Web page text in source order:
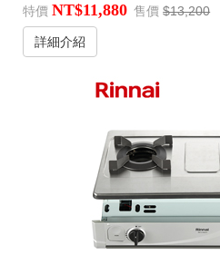
特價 NT$11,880 售價 $13,200
詳細介紹